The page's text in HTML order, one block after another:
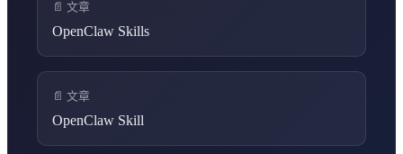
📄 文章
OpenClaw Skills
📄 文章
OpenClaw Skill